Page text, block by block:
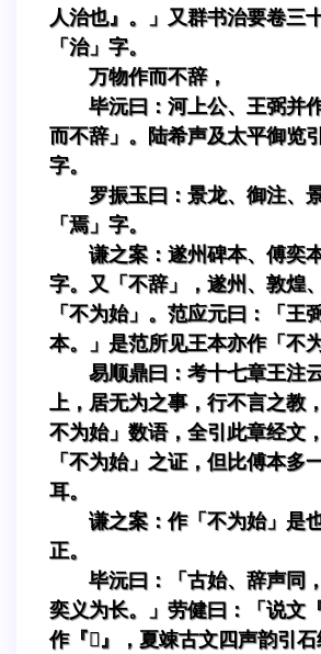
人治也』。」又群书治要卷三
「治」字。
万物作而不辞，
毕沅曰：河上公、王弼并
而不辞」。陆希声及太平御览
字。
罗振玉曰：景龙、御注、
「焉」字。
谦之案：遂州碑本、傅奕
字。又「不辞」，遂州、敦煌
「不为始」。范应元曰：「王
本。」是范所见王本亦作「不
易顺鼎曰：考十七章王注
上，居无为之事，行不言之教
不为始」数语，全引此章经文
「不为始」之证，但比傅本多
耳。
谦之案：作「不为始」是
正。
毕沅曰：「古始、辞声同
奕义为长。」劳健曰：「说文
作『』，夏竦古文四声韵引